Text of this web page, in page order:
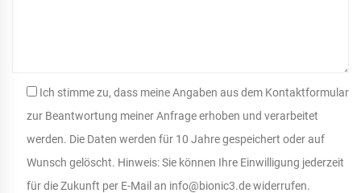
Ich stimme zu, dass meine Angaben aus dem Kontaktformular
zur Beantwortung meiner Anfrage erhoben und verarbeitet
werden. Die Daten werden für 10 Jahre gespeichert oder auf
Wunsch gelöscht. Hinweis: Sie können Ihre Einwilligung jederzeit
für die Zukunft per E-Mail an info@bionic3.de widerrufen.